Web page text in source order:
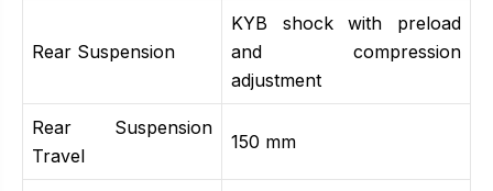
Rear Suspension
KYB shock with preload
and compression
adjustment
Rear Suspension
Travel
150 mm